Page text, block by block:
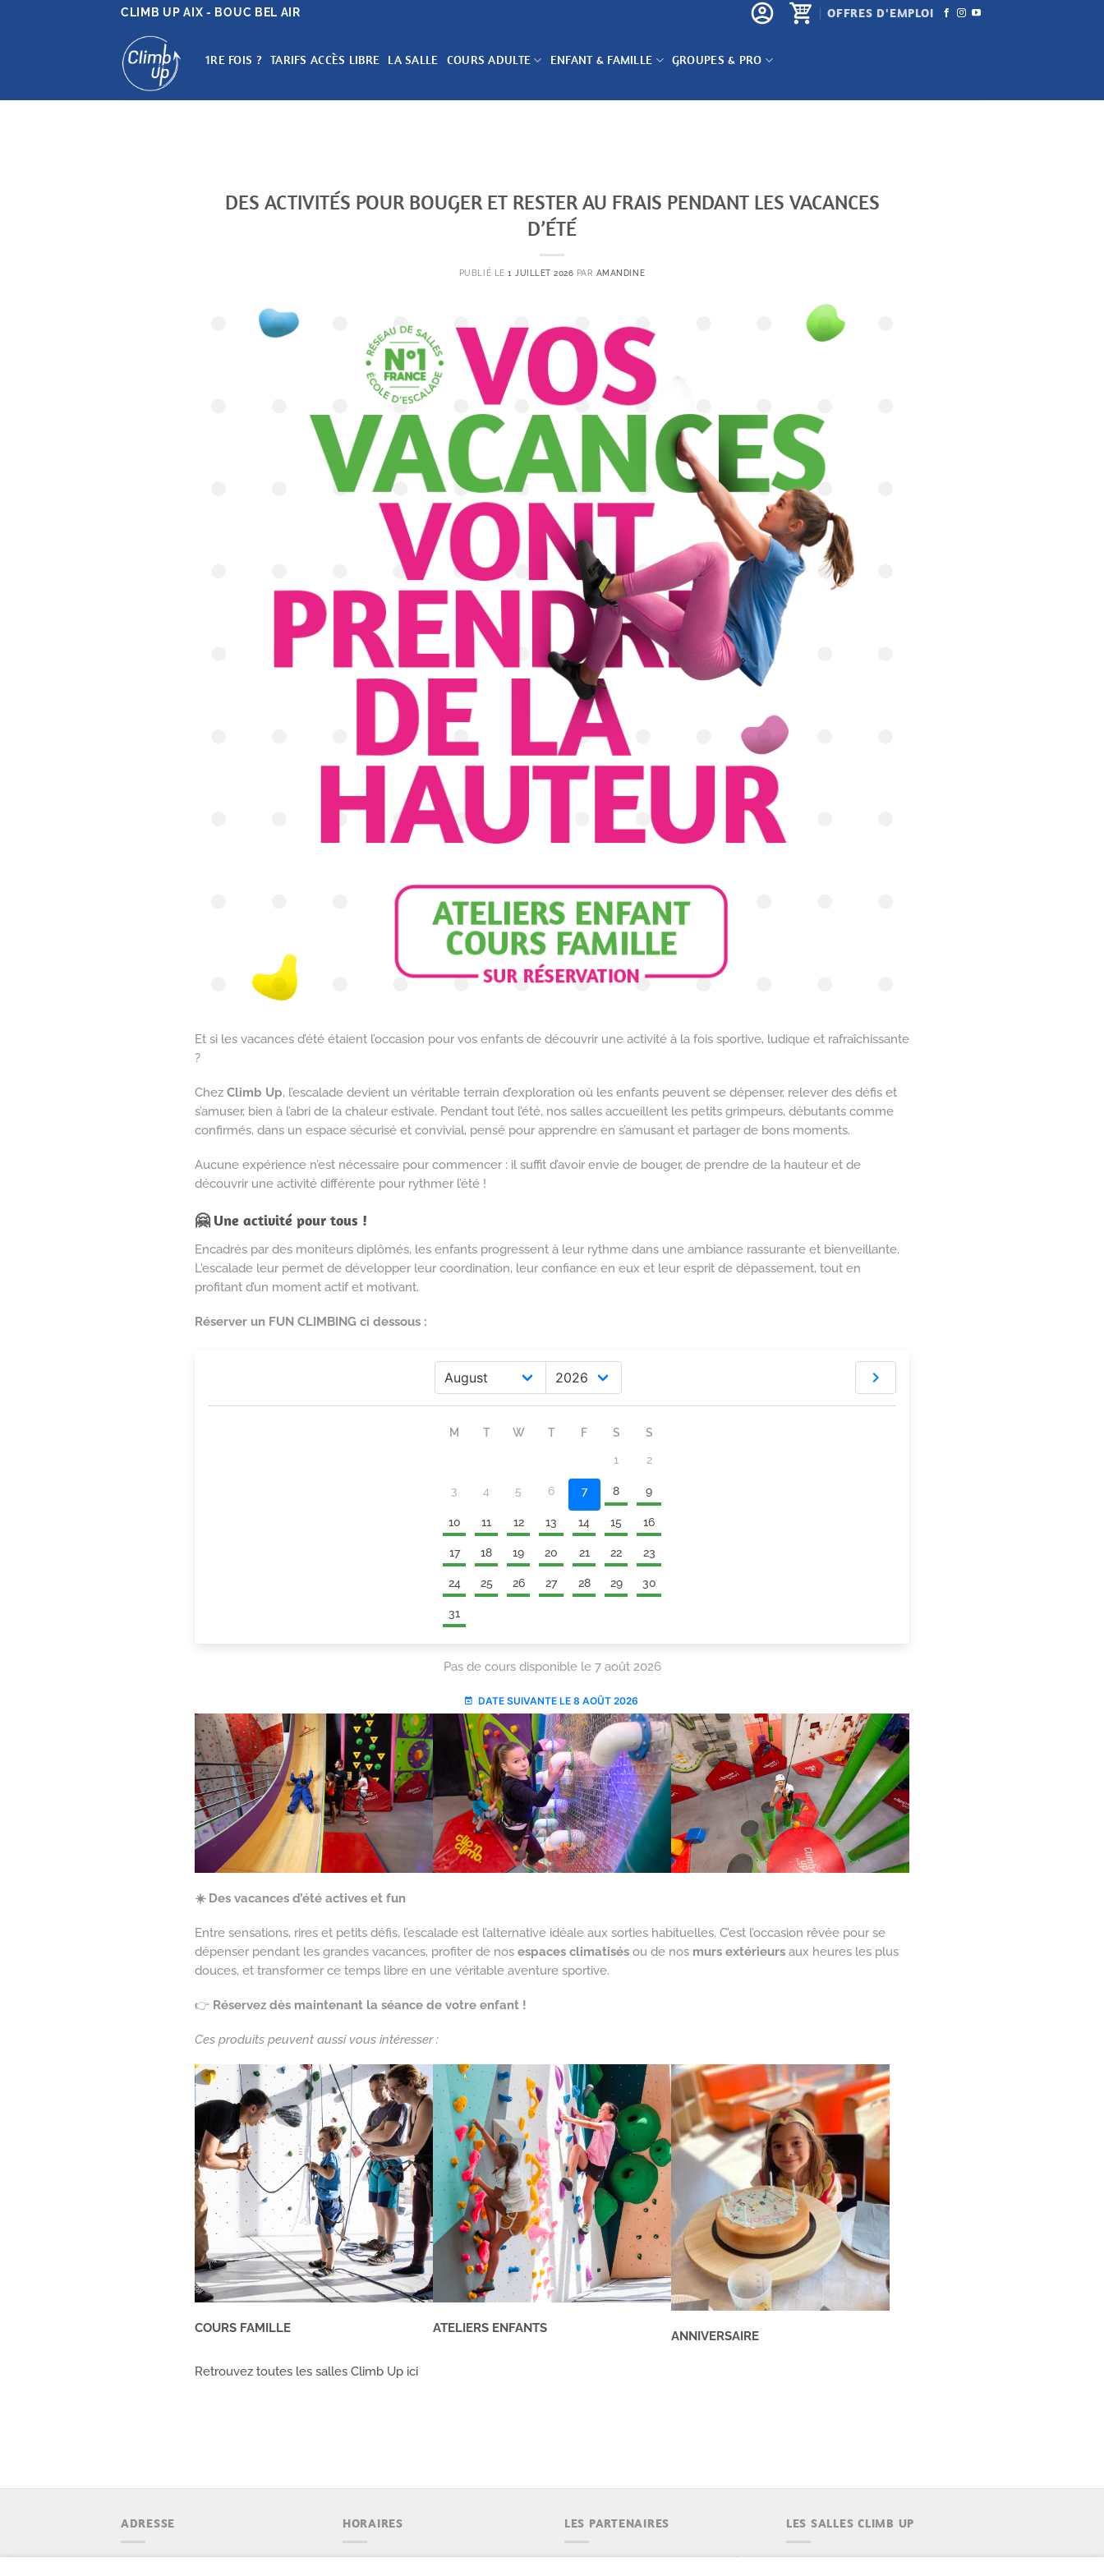
CLIMB UP AIX - BOUC BEL AIR OFFRES D'EMPLOI
1RE FOIS ? TARIFS ACCÈS LIBRE LA SALLE COURS ADULTE ENFANT & FAMILLE GROUPES & PRO
DES ACTIVITÉS POUR BOUGER ET RESTER AU FRAIS PENDANT LES VACANCES
D’ÉTÉ
PUBLIÉ LE1 JUILLET 2026 PAR AMANDINE
Et si les vacances d’été étaient l’occasion pour vos enfants de découvrir une activité à la fois sportive, ludique et rafraîchissante
?
Chez Climb Up, l’escalade devient un véritable terrain d’exploration où les enfants peuvent se dépenser, relever des défis et
s’amuser, bien à l’abri de la chaleur estivale. Pendant tout l’été, nos salles accueillent les petits grimpeurs, débutants comme
confirmés, dans un espace sécurisé et convivial, pensé pour apprendre en s’amusant et partager de bons moments.
Aucune expérience n’est nécessaire pour commencer : il suffit d’avoir envie de bouger, de prendre de la hauteur et de
découvrir une activité différente pour rythmer l’été !
🤗 Une activité pour tous !
Encadrés par des moniteurs diplômés, les enfants progressent à leur rythme dans une ambiance rassurante et bienveillante.
L’escalade leur permet de développer leur coordination, leur confiance en eux et leur esprit de dépassement, tout en
profitant d’un moment actif et motivant.
Réserver un FUN CLIMBING ci dessous :
☀️ Des vacances d’été actives et fun
Entre sensations, rires et petits défis, l’escalade est l’alternative idéale aux sorties habituelles. C’est l’occasion rêvée pour se
dépenser pendant les grandes vacances, profiter de nos espaces climatisés ou de nos murs extérieurs aux heures les plus
douces, et transformer ce temps libre en une véritable aventure sportive.
👉 Réservez dès maintenant la séance de votre enfant !
Ces produits peuvent aussi vous intéresser :
COURS FAMILLE ATELIERS ENFANTS
ANNIVERSAIRE
Retrouvez toutes les salles Climb Up ici
ADRESSE HORAIRES LES PARTENAIRES LES SALLES CLIMB UP